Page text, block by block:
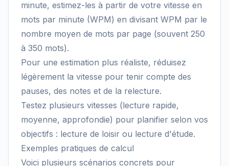
minute, estimez-les à partir de votre vitesse en
mots par minute (WPM) en divisant WPM par le
nombre moyen de mots par page (souvent 250
à 350 mots).
Pour une estimation plus réaliste, réduisez
légèrement la vitesse pour tenir compte des
pauses, des notes et de la relecture.
Testez plusieurs vitesses (lecture rapide,
moyenne, approfondie) pour planifier selon vos
objectifs : lecture de loisir ou lecture d'étude.
Exemples pratiques de calcul
Voici plusieurs scénarios concrets pour